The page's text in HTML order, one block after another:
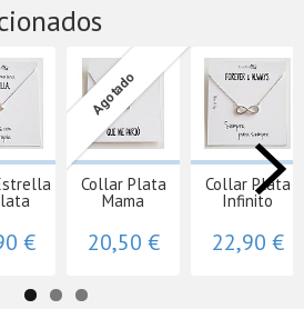
€
Agotado
Collar Plata
Mama
20,50 €
Collar Plata
Infinito
22,90 €